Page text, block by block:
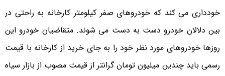
خودداری می کند که خودروهای صفر کیلومتر کارخانه به راحتی در
بین دلالان خودرو دست به دست می شوند. متقاضیان خودرو این
روزها خودروهای مورد نظر خود را به جای خرید از کارخانه با قیمت
رسمی باید چندین میلیون تومان گرانتر از قیمت مصوب از بازار سیاه